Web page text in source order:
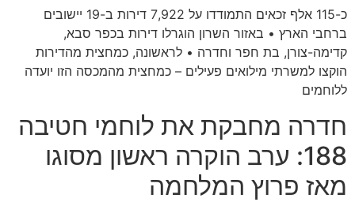
כ-115 אלף זכאים התמודדו על 7,922 דירות ב-19 יישובים
ברחבי הארץ • באזור השרון הוגרלו דירות בכפר סבא,
קדימה-צורן, בת חפר וחדרה • לראשונה, כמחצית מהדירות
הוקצו למשרתי מילואים פעילים – כמחצית מהמכסה הזו יועדה
ללוחמים
חדרה מחבקת את לוחמי חטיבה
188: ערב הוקרה ראשון מסוגו
מאז פרוץ המלחמה